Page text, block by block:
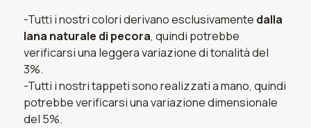
-Tutti i nostri colori derivano esclusivamente dalla
lana naturale di pecora, quindi potrebbe
verificarsi una leggera variazione di tonalità del
3%.
-Tutti i nostri tappeti sono realizzati a mano, quindi
potrebbe verificarsi una variazione dimensionale
del 5%.